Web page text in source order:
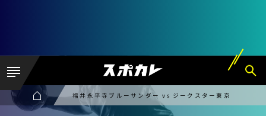
福井永平寺ブルーサンダー vs ジークスター東京